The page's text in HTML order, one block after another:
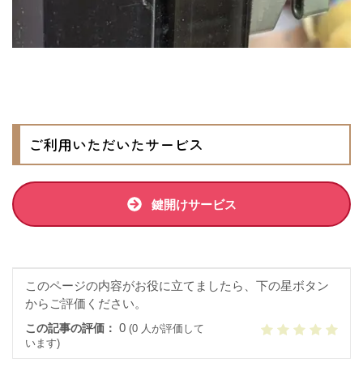
ご利用いただいたサービス
鍵開けサービス
このページの内容がお役に立てましたら、下の星ボタン
からご評価ください。
この記事の評価： 0 (0 人が評価して
います)